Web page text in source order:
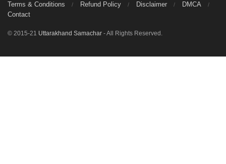
Terms & Conditions
Refund Policy Disclaimer
DMCA
Contact
© 2015-21 Uttarakhand Samachar - All Rights Reserved.